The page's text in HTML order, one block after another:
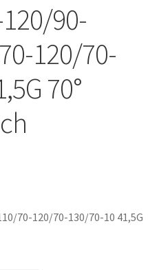
90-
120/70-
70°
70-120/70-130/70-10 41,5G